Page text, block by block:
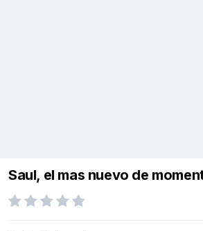
Saul, el mas nuevo de